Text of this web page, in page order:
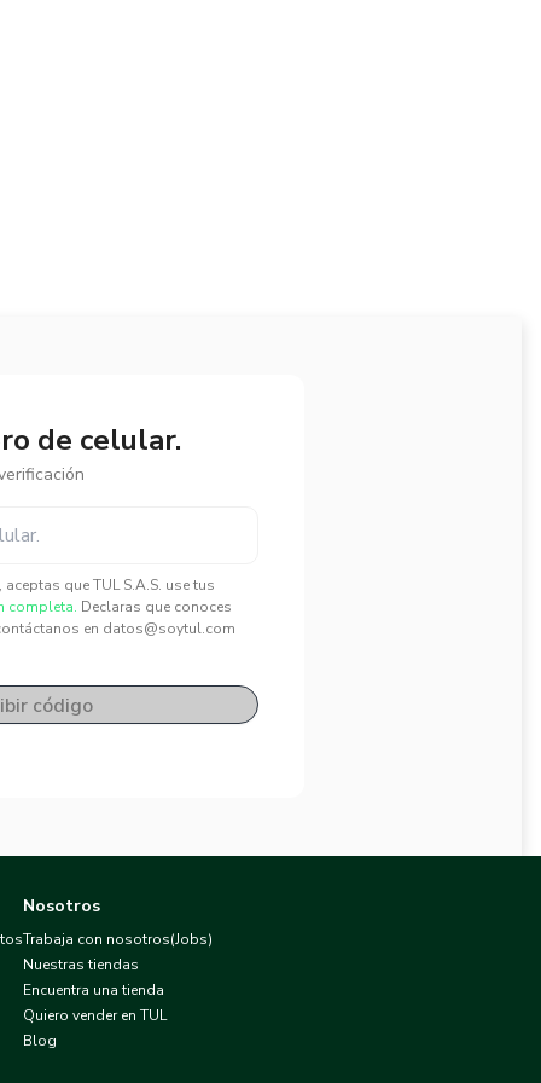
de celular.
que TUL S.A.S. use tus
completa. Declaras que conoces
en datos@soytul.com
código
Nosotros
Trabaja con nosotros(Jobs)
Nuestras tiendas
Encuentra una tienda
Quiero vender en TUL
Blog